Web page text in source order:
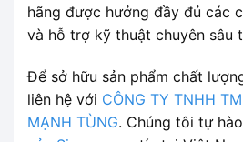
hãng được hưởng đầy đủ các
và hỗ trợ kỹ thuật chuyên sâu
Để sở hữu sản phẩm chất
liên hệ với CÔNG TY TNHH
MẠNH TÙNG. Chúng tôi tự